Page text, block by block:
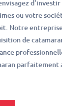
ou votre
Notre
de
parfaitement